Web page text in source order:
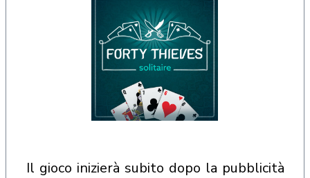
il gioco inizierà subito dopo la pubblicità